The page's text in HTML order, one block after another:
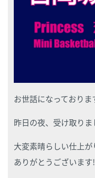
お世話になっておりま
昨日の夜、受け取りま
大変素晴らしい仕上
ありがとうございます